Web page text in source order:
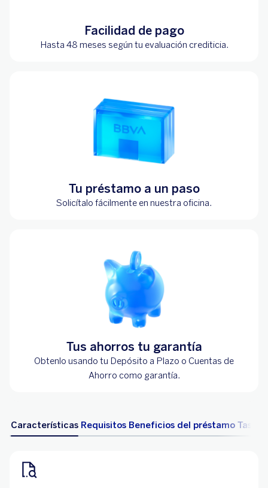
Facilidad de pago
Hasta 48 meses según tu evaluación crediticia.
Tu préstamo a un paso
Solicítalo fácilmente en nuestra oficina.
Tus ahorros tu garantía
Obtenlo usando tu Depósito a Plazo o Cuentas de
Ahorro como garantía.
Características Requisitos Beneficios del préstamo Tasas